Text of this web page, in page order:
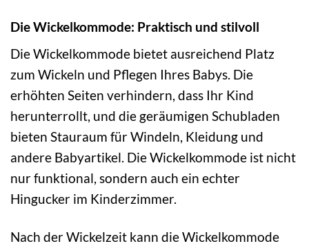
Die Wickelkommode: Praktisch und stilvoll
Die Wickelkommode bietet ausreichend Platz
zum Wickeln und Pflegen Ihres Babys. Die
erhöhten Seiten verhindern, dass Ihr Kind
herunterrollt, und die geräumigen Schubladen
bieten Stauraum für Windeln, Kleidung und
andere Babyartikel. Die Wickelkommode ist nicht
nur funktional, sondern auch ein echter
Hingucker im Kinderzimmer.
Nach der Wickelzeit kann die Wickelkommode